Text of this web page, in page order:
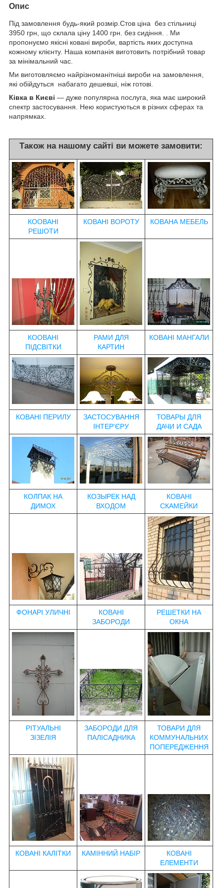
Опис
Під замовлення будь-який розмір.Стов ціна без стільниці
3950 грн, що склала ціну 1400 грн. без сидіння. . Ми
пропонуємо якісні ковані вироби, вартість яких доступна
кожному клієнту. Наша компанія виготовить потрібний товар
за мінімальний час.
Ми виготовляємо найрізноманітніші вироби на замовлення,
які обійдуться набагато дешевші, ніж готові.
Ківка в Києві — дуже популярна послуга, яка має широкий
спектр застосування. Нею користуються в різних сферах та
напрямках.
Також на нашому сайті ви можете замовити:
КООВАНІ
РЕШОТИ
КОВАНІ ВОРОТУ КОВАНА МЕБЕЛЬ
КООВАНІ
ПІДСВІТКИ
РАМИ ДЛЯ
КАРТИН
КОВАНІ МАНГАЛИ
КОВАНІ ПЕРИЛУ
ЗАСТОСУВАННЯ
ІНТЕР'ЄРУ
ТОВАРЫ ДЛЯ
ДАЧИ И САДА
КОЛПАК НА
ДИМОХ
КОЗЫРЕК НАД
ВХОДОМ
КОВАНІ
СКАМЕЙКИ
ФОНАРІ УЛИЧНІ
КОВАНІ
ЗАБОРОДИ
РЕШЕТКИ НА
ОКНА
РІТУАЛЬНІ
ЗІЗЕЛІЯ
ЗАБОРОДИ ДЛЯ
ПАЛІСАДНИКА
ТОВАРИ ДЛЯ
КОММУНАЛЬНИХ
ПОПЕРЕДЖЕННЯ
КОВАНІ КАЛІТКИ КАМІННИЙ НАБІР
КОВАНІ
ЕЛЕМЕНТИ